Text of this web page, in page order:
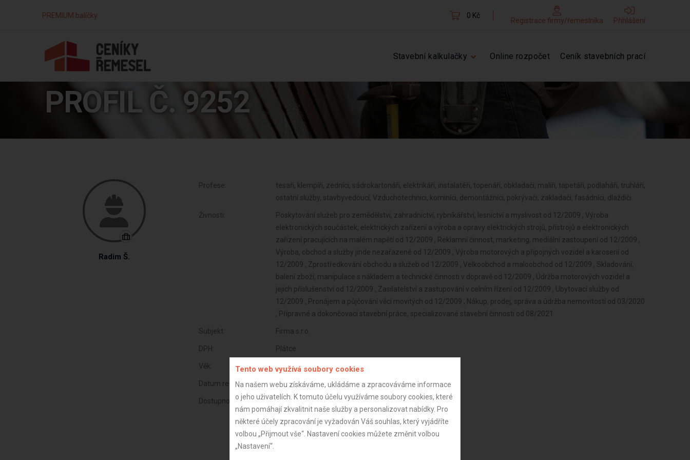
PREMIUM balíčky 0 Kč
Registrace firmy/řemeslníka Přihlášení
Stavební kalkulačky Online rozpočet Ceník stavebních prací
PROFIL Č. 9252
Radim Š.
Profese:
tesaři, klempíři, zedníci, sádrokartonáři, elektrikáři, instalatéři, topenáři, obkladači, malíři, tapetáři, podlaháři, truhláři,
ostatní služby, stavbyvedoucí, Vzduchotechnici, kominíci, demontážníci, pokrývači, zakladači, fasádníci, dlaždiči
Živnosti:
Poskytování služeb pro zemědělství, zahradnictví, rybníkářství, lesnictví a myslivost od 12/2009 , Výroba
elektronických součástek, elektrických zařízení a výroba a opravy elektrických strojů, přístrojů a elektronických
zařízení pracujících na malém napětí od 12/2009 , Reklamní činnost, marketing, mediální zastoupení od 12/2009 ,
Výroba, obchod a služby jinde nezařazené od 12/2009 , Výroba motorových a přípojných vozidel a karoserií od
12/2009 , Zprostředkování obchodu a služeb od 12/2009 , Velkoobchod a maloobchod od 12/2009 , Skladování,
balení zboží, manipulace s nákladem a technické činnosti v dopravě od 12/2009 , Údržba motorových vozidel a
jejich příslušenství od 12/2009 , Zasilatelství a zastupování v celním řízení od 12/2009 , Ubytovací služby od
12/2009 , Pronájem a půjčování věcí movitých od 12/2009 , Nákup, prodej, správa a údržba nemovitostí od 03/2020
, Přípravné a dokončovací stavební práce, specializované stavební činnosti od 08/2021
Subjekt: Firma s.r.o.
DPH: Plátce
Věk: 41 let
Datum registrace: 27.5.2026
Dostupnost:
Tento web využívá soubory cookies
Na našem webu získáváme, ukládáme a zpracováváme informace
o jeho uživatelích. K tomuto účelu využíváme soubory cookies, které
nám pomáhají zkvalitnit naše služby a personalizovat nabídky. Pro
některé účely zpracování je vyžadován Váš souhlas, který vyjádříte
volbou „Přijmout vše“. Nastavení cookies můžete změnit volbou
„Nastavení“.